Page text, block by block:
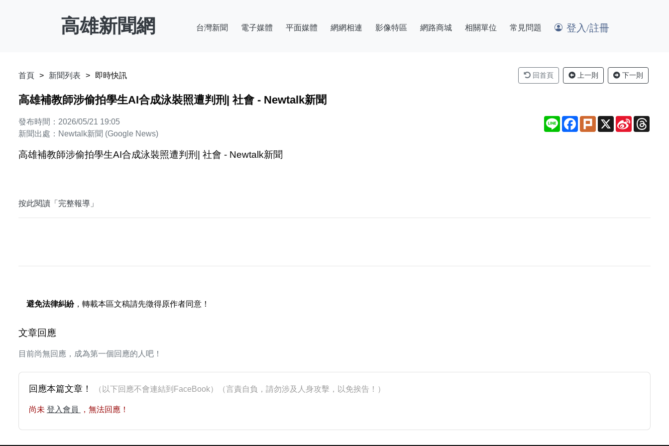
高雄新聞網 台灣新聞 電子媒體 平面媒體 網網相連 影像特區 網路商城 相關單位 常見問題 登入/註冊
首頁 新聞列表 即時快訊 回首頁 上一則 下一則
高雄補教師涉偷拍學生AI合成泳裝照遭判刑| 社會 - Newtalk新聞
發布時間：2026/05/21 19:05
新聞出處：Newtalk新聞 (Google News)
Line Facebook
Plurk X
Sina
Weibo
高雄補教師涉偷拍學生AI合成泳裝照遭判刑| 社會 - Newtalk新聞
按此閱讀「完整報導」
避免法律糾紛，轉載本區文稿請先徵得原作者同意！
文章回應
目前尚無回應，成為第一個回應的人吧！
回應本篇文章！ （以下回應不會連結到FaceBook）（言責自負，請勿涉及人身攻擊，以免挨告！）
尚未 登入會員 ，無法回應！